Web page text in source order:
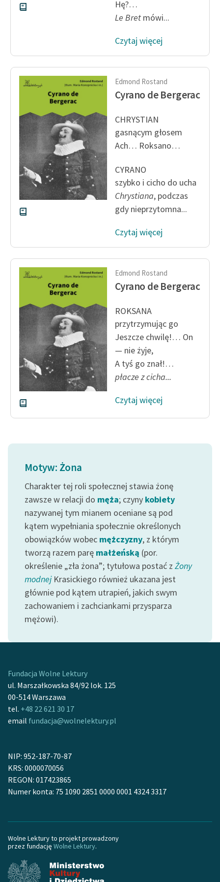
feministycznej
do domeny publicznej,
lektur szkolnych oraz
Starego Testamentu
Odkurzamy bohaterów
Szkoła Poezji Wolnych
Lektur
O nas
Kontakt
O projekcie
Zasady wykorzystania
Wolnych Lektur
Materiały promocyjne
Polityka prywatności
Regulamin biblioteki
Dane fundacji i
sprawozdania finansowe
Regulamin darowizn
Hę?…
Le Bretmówi...
Czytaj więcej
Edmond Rostand
Cyrano de Bergerac
CHRYSTIAN
gasnącym głosem
Ach… Roksano…
CYRANO
szybko i cicho do ucha
Chrystiana, podczas
gdy nieprzytomna...
Czytaj więcej
Edmond Rostand
Cyrano de Bergerac
ROKSANA
przytrzymując go
Jeszcze chwilę!… On
— nie żyje,
A tyś go znał!…
płacze z cicha...
Czytaj więcej
Motyw: Żona
Charakter tej roli społecznej stawia żonę
zawsze w relacji do męża; czyny kobiety
nazywanej tym mianem oceniane są pod
kątem wypełniania społecznie określonych
obowiązków wobec mężczyzny, z którym
tworzą razem parę małżeńską (por.
określenie „zła żona”; tytułowa postać z Żony
modnejKrasickiego również ukazana jest
głównie pod kątem utrapień, jakich swym
zachowaniem i zachciankami przysparza
mężowi).
Fundacja Wolne Lektury
ul. Marszałkowska 84/92 lok. 125
00-514 Warszawa
tel. +48 22 621 30 17
email fundacja@wolnelektury.pl
NIP: 952-187-70-87
KRS: 0000070056
REGON: 017423865
Numer konta: 75 1090 2851 0000 0001 4324 3317
Wolne Lektury to projekt prowadzony
przez fundację Wolne Lektury.